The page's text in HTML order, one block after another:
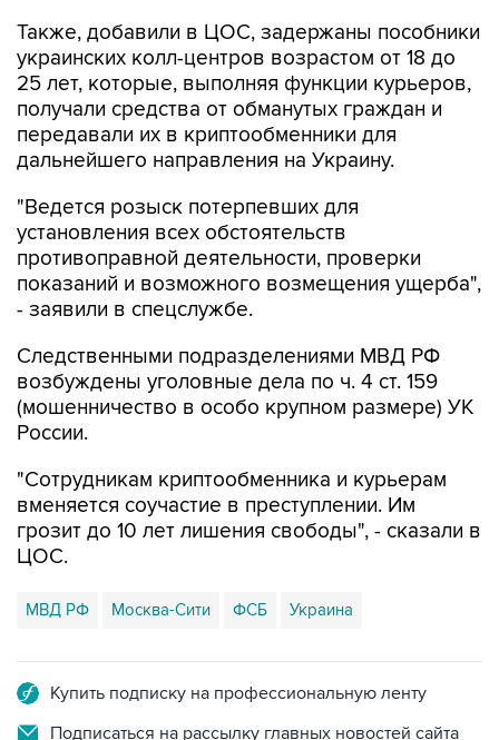
Также, добавили в ЦОС, задержаны пособники
украинских колл-центров возрастом от 18 до
25 лет, которые, выполняя функции курьеров,
получали средства от обманутых граждан и
передавали их в криптообменники для
дальнейшего направления на Украину.
"Ведется розыск потерпевших для
установления всех обстоятельств
противоправной деятельности, проверки
показаний и возможного возмещения ущерба",
- заявили в спецслужбе.
Следственными подразделениями МВД РФ
возбуждены уголовные дела по ч. 4 ст. 159
(мошенничество в особо крупном размере) УК
России.
"Сотрудникам криптообменника и курьерам
вменяется соучастие в преступлении. Им
грозит до 10 лет лишения свободы", - сказали в
ЦОС.
МВД РФ Москва-Сити ФСБ Украина
Купить подписку на профессиональную ленту
Подписаться на рассылку главных новостей сайта